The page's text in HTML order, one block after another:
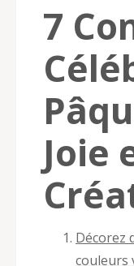
7
Joie
Décorez
couleurs